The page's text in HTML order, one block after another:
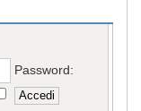
Password: